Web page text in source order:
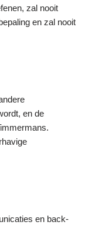
zal nooit
en zal nooit
en de
en back-